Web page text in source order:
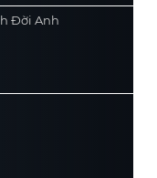
Đời Anh